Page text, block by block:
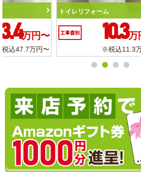
トイレリフォーム
工事費別 10.3万円〜
※税込11.3万円〜
洗面化
工事費別